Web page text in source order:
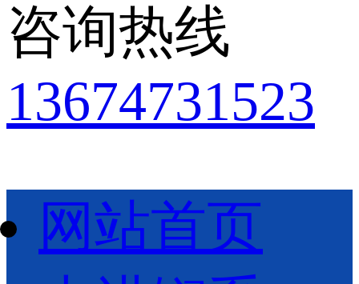
咨询热线
13674731523
网站首页